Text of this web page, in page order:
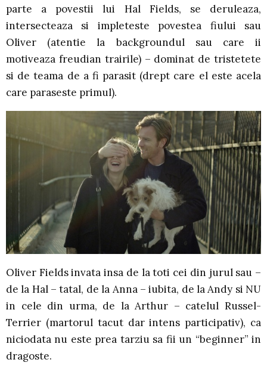
parte a povestii lui Hal Fields, se deruleaza,
intersecteaza si impleteste povestea fiului sau
Oliver (atentie la backgroundul sau care ii
motiveaza freudian trairile) – dominat de tristetete
si de teama de a fi parasit (drept care el este acela
care paraseste primul).
Oliver Fields invata insa de la toti cei din jurul sau –
de la Hal – tatal, de la Anna – iubita, de la Andy si NU
in cele din urma, de la Arthur – catelul Russel-
Terrier (martorul tacut dar intens participativ), ca
niciodata nu este prea tarziu sa fii un “beginner” in
dragoste.